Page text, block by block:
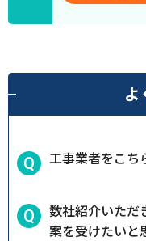
よ
工事業者をこち
数社紹介いただ
案を受けたいと